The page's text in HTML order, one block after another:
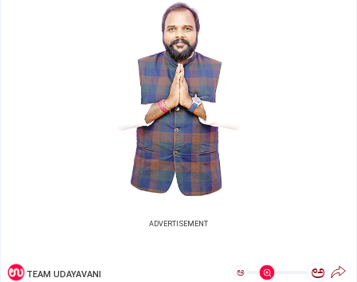
ADVERTISEMENT
TEAM UDAYAVANI ಅ ಅ